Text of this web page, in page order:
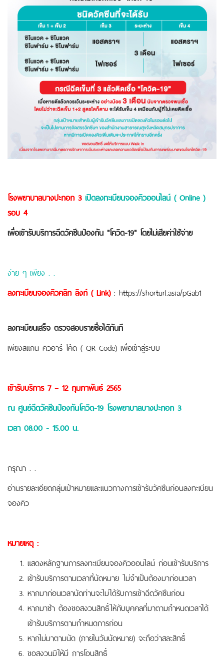
โรงพยาบาลบางปะกอก 3 เปิดลงทะเบียนจองคิวออนไลน์ ( Online )
รอบ 4
เพื่อเข้ารับบริการฉีดวัคซีนป้องกัน "โควิด-19" โดยไม่เสียค่าใช้จ่าย
ง่าย ๆ เพียง . .
ลงทะเบียนจองคิวคลิก ลิงก์ ( Link): https://shorturl.asia/pGab1
ลงทะเบียนเสร็จ ตรวจสอบรายชื่อได้ทันที
เพียงสแกน คิวอาร์ โค้ด ( QR Code) เพื่อเข้าสู่ระบบ
เข้ารับบริการ 7 – 12 กุมภาพันธ์ 2565
ณ ศูนย์ฉีดวัคซีนป้องกันโควิด-19 โรงพยาบาลบางปะกอก 3
เวลา 08.00 - 15.00 น.
กรุณา . .
อ่านรายละเอียดกลุ่มเป้าหมายและแนวทางการเข้ารับวัคซีนก่อนลงทะเบียน
จองคิว
หมายเหตุ :
แสดงหลักฐานการลงทะเบียนจองคิวออนไลน์ ก่อนเข้ารับบริการ
เข้ารับบริการตามเวลาที่นัดหมาย ไม่จำเป็นต้องมาก่อนเวลา
หากมาก่อนเวลานัดท่านจะไม่ได้รับการเข้าฉีดวัคซีนก่อน
หากมาช้า ต้องขอสงวนสิทธิ์ให้กับบุคคลที่มาตามกำหนดเวลาได้
เข้ารับบริการตามกำหนดการก่อน
หากไม่มาตามนัด (ภายในวันนัดหมาย) จะถือว่าสละสิทธิ์
ขอสงวนมิให้มี การโอนสิทธิ์